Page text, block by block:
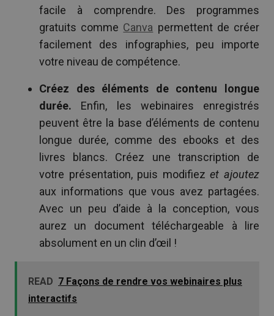
facile à comprendre. Des programmes
gratuits comme Canva permettent de créer
facilement des infographies, peu importe
votre niveau de compétence.
Créez des éléments de contenu longue
durée. Enfin, les webinaires enregistrés
peuvent être la base d’éléments de contenu
longue durée, comme des ebooks et des
livres blancs. Créez une transcription de
votre présentation, puis modifiezet ajoutez
aux informations que vous avez partagées.
Avec un peu d’aide à la conception, vous
aurez un document téléchargeable à lire
absolument en un clin d’œil !
READ 7 Façons de rendre vos webinaires plus
interactifs